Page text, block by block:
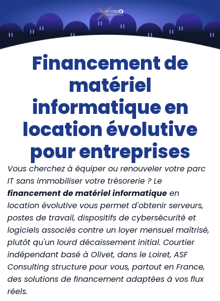
Financement de
matériel
informatique en
location évolutive
pour entreprises
Vous cherchez à équiper ou renouveler votre parc
IT sans immobiliser votre trésorerie ? Le
financement de matériel informatique en
location évolutive vous permet d'obtenir serveurs,
postes de travail, dispositifs de cybersécurité et
logiciels associés contre un loyer mensuel maîtrisé,
plutôt qu'un lourd décaissement initial. Courtier
indépendant basé à Olivet, dans le Loiret, ASF
Consulting structure pour vous, partout en France,
des solutions de financement adaptées à vos flux
réels.